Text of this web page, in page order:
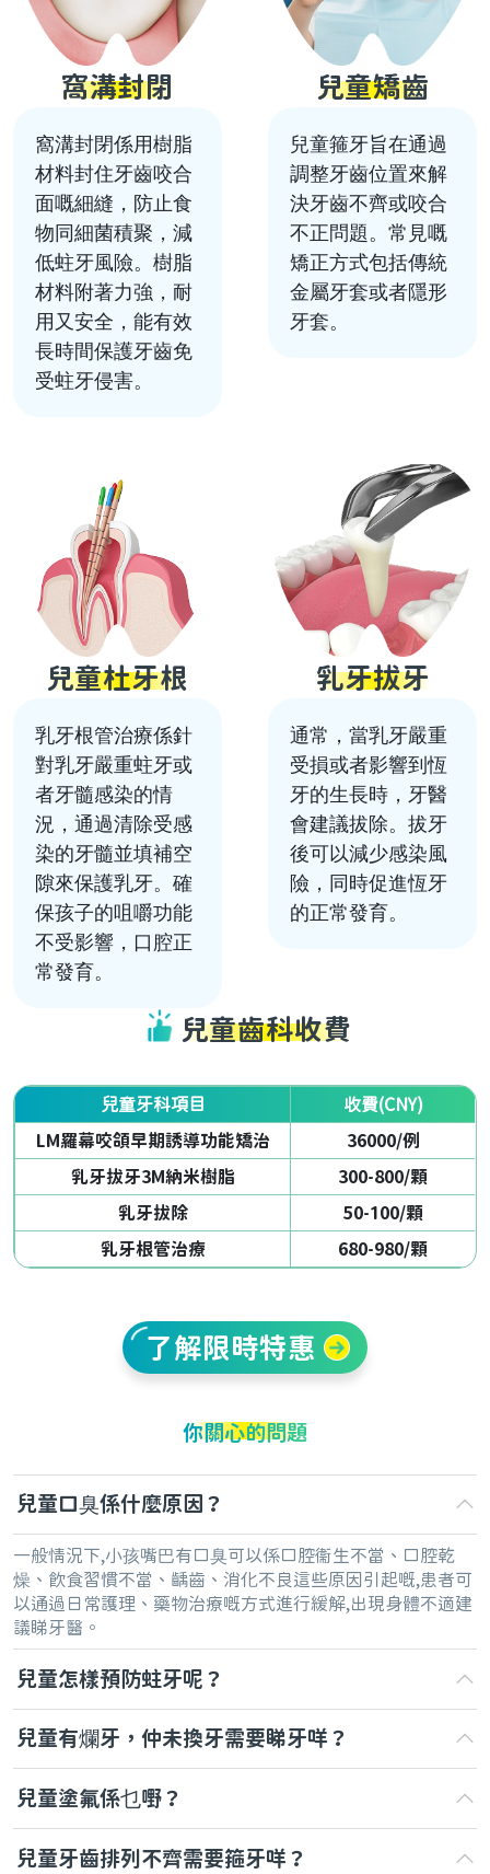
窩溝封閉
窩溝封閉係用樹脂
材料封住牙齒咬合
面嘅細縫，防止食
物同細菌積聚，減
低蛀牙風險。樹脂
材料附著力強，耐
用又安全，能有效
長時間保護牙齒免
受蛀牙侵害。
兒童矯齒
兒童箍牙旨在通過
調整牙齒位置來解
決牙齒不齊或咬合
不正問題。常見嘅
矯正方式包括傳統
金屬牙套或者隱形
牙套。
兒童杜牙根
乳牙根管治療係針
對乳牙嚴重蛀牙或
者牙髓感染的情
況，通過清除受感
染的牙髓並填補空
隙來保護乳牙。確
保孩子的咀嚼功能
不受影響，口腔正
常發育。
乳牙拔牙
通常，當乳牙嚴重
受損或者影響到恆
牙的生長時，牙醫
會建議拔除。拔牙
後可以減少感染風
險，同時促進恆牙
的正常發育。
兒童齒科收費
兒童牙科項目 收費(CNY)
LM羅幕咬頜早期誘導功能矯治 36000/例
乳牙拔牙3M納米樹脂 300-800/顆
乳牙拔除 50-100/顆
乳牙根管治療 680-980/顆
了解限時特惠
你關心的問題
兒童口臭係什麼原因？
一般情況下,小孩嘴巴有口臭可以係口腔衞生不當、口腔乾
燥、飲食習慣不當、齲齒、消化不良這些原因引起嘅,患者可
以通過日常護理、藥物治療嘅方式進行緩解,出現身體不適建
議睇牙醫。
兒童怎樣預防蛀牙呢？
兒童有爛牙，仲未換牙需要睇牙咩？
兒童塗氟係乜嘢？
兒童牙齒排列不齊需要箍牙咩？